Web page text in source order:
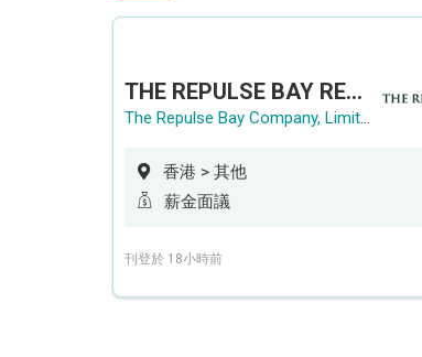
THE REPULSE BAY RECRUITMENT DAY 淺水灣影灣園人才招聘會
The Repulse Bay Company, Limited
香港 > 其他
薪金面議
刊登於 18小時前